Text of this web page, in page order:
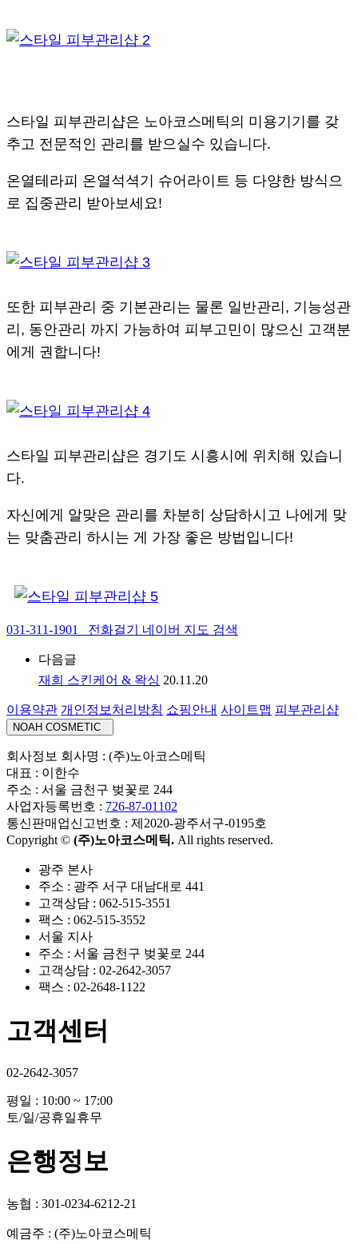
스타일 피부관리샵은 노아코스메틱의 미용기기를 갖
추고 전문적인 관리를 받으실수 있습니다.
온열테라피 온열석셕기 슈어라이트 등 다양한 방식으
로 집중관리 받아보세요!
또한 피부관리 중 기본관리는 물론 일반관리, 기능성관
리, 동안관리 까지 가능하여 피부고민이 많으신 고객분
에게 권합니다!
스타일 피부관리샵은 경기도 시흥시에 위치해 있습니
다.
자신에게 알맞은 관리를 차분히 상담하시고 나에게 맞
는 맞춤관리 하시는 게 가장 좋은 방법입니다!
031-311-1901 전화걸기 네이버 지도 검색
다음글
재희 스킨케어 & 왁싱 20.11.20
이용약관 개인정보처리방침 쇼핑안내 사이트맵 피부관리샵
NOAH COSMETIC
회사정보 회사명 : (주)노아코스메틱
대표 : 이한수
주소 : 서울 금천구 벚꽃로 244
사업자등록번호 : 726-87-01102
통신판매업신고번호 : 제2020-광주서구-0195호
Copyright © (주)노아코스메틱. All rights reserved.
광주 본사
주소 : 광주 서구 대남대로 441
고객상담 : 062-515-3551
팩스 : 062-515-3552
서울 지사
주소 : 서울 금천구 벚꽃로 244
고객상담 : 02-2642-3057
팩스 : 02-2648-1122
고객센터
02-2642-3057
평일 : 10:00 ~ 17:00
토/일/공휴일휴무
은행정보
농협 : 301-0234-6212-21
예금주 : (주)노아코스메틱